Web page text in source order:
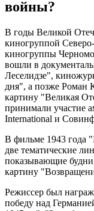
войны?
В годы Великой
киногруппой
киногруппы
вошли в
Леселидзе",
дня", а позже Роман
картину "Великая
принимали участие
International и
В фильме 1943 года
две тематические
показывающие
картину
Режиссер был
победу над